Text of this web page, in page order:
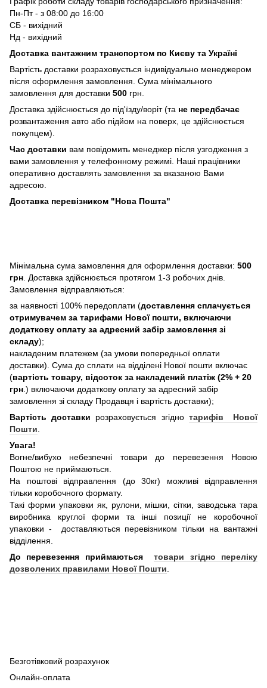
Пн-Пт - з 08:00 до 16:00
СБ - вихідний
Нд - вихідний
Доставка вантажним транспортом по Києву та Україні
Вартість доставки розраховується індивідуально менеджером
після оформлення замовлення. Сума мінімального
замовлення для доставки 500 грн.
Доставка здійснюється до під'їзду/воріт (та не передбачає
розвантаження авто або підйом на поверх, це здійснюється
покупцем).
Час доставки вам повідомить менеджер після узгодження з
вами замовлення у телефонному режимі. Наші працівники
оперативно доставлять замовлення за вказаною Вами
адресою.
Доставка перевізником "Нова Пошта"
Мінімальна сума замовлення для оформлення доставки: 500
грн . Доставка здійснюється протягом 1-3 робочих днів.
Замовлення відправляються:
за наявності 100% передоплати (доставлення сплачується
отримувачем за тарифами Нової пошти, включаючи
додаткову оплату за адресний забір замовлення зі
складу);
накладеним платежем (за умови попередньої оплати
доставки). Сума до сплати на відділені Нової пошти включає
(вартість товару, відсоток за накладений платіж (2% + 20
грн .) включаючи додаткову оплату за адресний забір
замовлення зі складу Продавця і вартість доставки);
Вартість доставки розраховується згідно тарифів Нової
Пошти
Увага!
Вогне/вибухо небезпечні товари до перевезення Новою
Поштою не приймаються.
На поштові відправлення (до 30кг) можливі відправлення
тільки коробочного формату.
Такі форми упаковки як, рулони, мішки, сітки, заводська тара
виробника круглої форми та інші позиції не коробочної
упаковки - доставляються перевізником тільки на вантажні
відділення.
До перевезення приймаютьсятовари згідно переліку
дозволених правилами Нової Пошти
Безготівковий розрахунок
Онлайн-оплата